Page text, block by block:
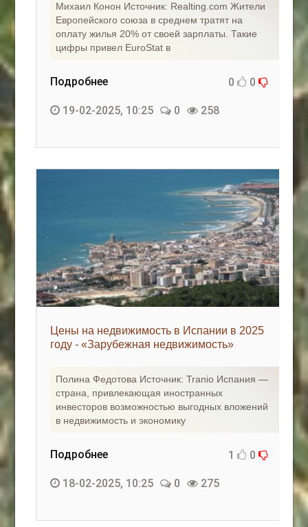
Михаил Конон Источник: Realting.com Жители
Европейского союза в среднем тратят на
оплату жилья 20% от своей зарплаты. Такие
цифры привел EuroStat в
Подробнее 0 0
19-02-2025, 10:25 0 258
Цены на недвижимость в Испании в 2025
году - «Зарубежная недвижимость»
Полина Федотова Источник: Tranio Испания —
страна, привлекающая иностранных
инвесторов возможностью выгодных вложений
в недвижимость и экономику
Подробнее 1 0
18-02-2025, 10:25 0 275